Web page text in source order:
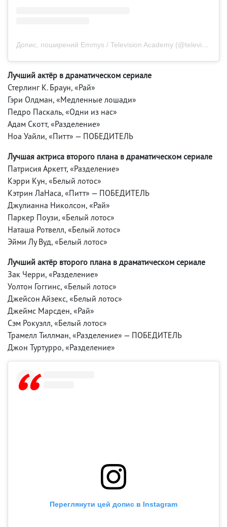
Допис, поширений Emmys / Television Academy (@televisionacad)
Лучший актёр в драматическом сериале
Стерлинг К. Браун, «Рай»
Гэри Олдман, «Медленные лошади»
Педро Паскаль, «Одни из нас»
Адам Скотт, «Разделение»
Ноа Уайли, «Питт» — ПОБЕДИТЕЛЬ
Лучшая актриса второго плана в драматическом сериале
Патрисия Аркетт, «Разделение»
Кэрри Кун, «Белый лотос»
Кэтрин ЛаНаса, «Питт» — ПОБЕДИТЕЛЬ
Джулианна Николсон, «Рай»
Паркер Поузи, «Белый лотос»
Наташа Ротвелл, «Белый лотос»
Эйми Лу Вуд, «Белый лотос»
Лучший актёр второго плана в драматическом сериале
Зак Черри, «Разделение»
Уолтон Гоггинс, «Белый лотос»
Джейсон Айзекс, «Белый лотос»
Джеймс Марсден, «Рай»
Сэм Рокуэлл, «Белый лотос»
Трамелл Тиллман, «Разделение» — ПОБЕДИТЕЛЬ
Джон Туртурро, «Разделение»
Переглянути цей допис в Instagram